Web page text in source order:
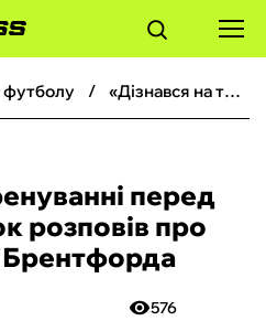
футболу «Дізнався на тренуванні перед грою»: Ярмолюк розповів про дебют в основі Брентфорда
перед
розповів про
Брентфорда
576